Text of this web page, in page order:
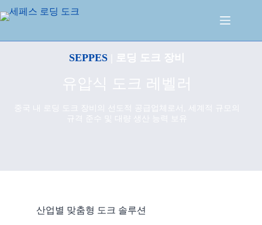
SEPPES | 로딩 도크 장비
유압식 도크 레벨러
중국 내 로딩 도크 장비의 선도적 공급업체로서, 세계적 규모의
규격 준수 및 대량 생산 능력 보유
산업별 맞춤형 도크 솔루션